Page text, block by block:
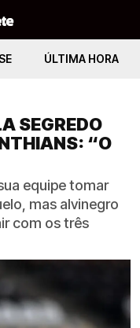
ÚLTIMA HORA
SEGREDO
“O
equipe tomar
mas alvinegro
com os três